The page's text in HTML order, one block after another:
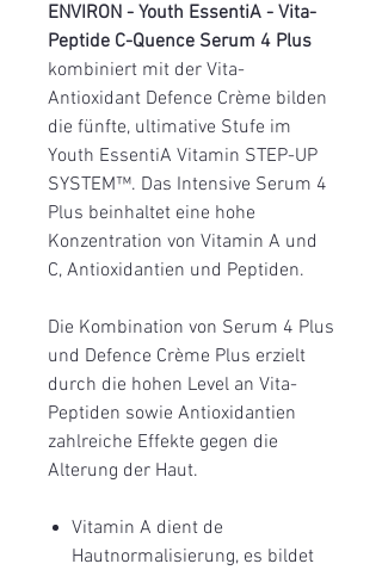
ENVIRON - Youth EssentiA - Vita-
Peptide C-Quence Serum 4 Plus
kombiniert mit der Vita-
Antioxidant Defence Crème bilden
die fünfte, ultimative Stufe im
Youth EssentiA Vitamin STEP-UP
SYSTEM™. Das Intensive Serum 4
Plus beinhaltet eine hohe
Konzentration von Vitamin A und
C, Antioxidantien und Peptiden.
Die Kombination von Serum 4 Plus
und Defence Crème Plus erzielt
durch die hohen Level an Vita-
Peptiden sowie Antioxidantien
zahlreiche Effekte gegen die
Alterung der Haut.
Vitamin A dient de
Hautnormalisierung, es bildet